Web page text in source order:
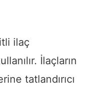
ilaç
İlaçların
tatlandırıcı